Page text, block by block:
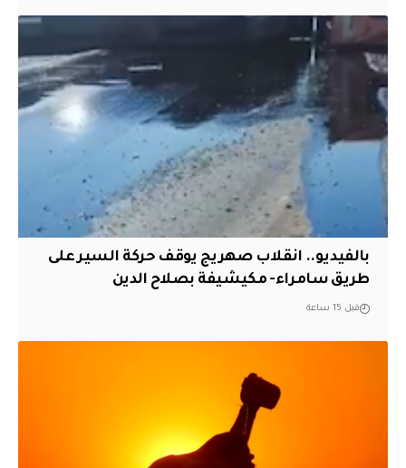
بالفيديو.. انقلاب صهريج يوقف حركة السير على
طريق سامراء- مكيشيفة بصلاح الدين
قبل 15 ساعة